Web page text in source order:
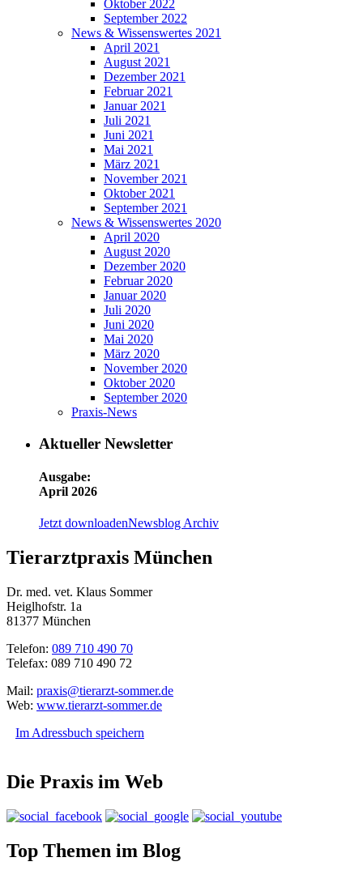
Oktober 2022
September 2022
News & Wissenswertes 2021
April 2021
August 2021
Dezember 2021
Februar 2021
Januar 2021
Juli 2021
Juni 2021
Mai 2021
März 2021
November 2021
Oktober 2021
September 2021
News & Wissenswertes 2020
April 2020
August 2020
Dezember 2020
Februar 2020
Januar 2020
Juli 2020
Juni 2020
Mai 2020
März 2020
November 2020
Oktober 2020
September 2020
Praxis-News
Aktueller Newsletter
Ausgabe:
April 2026
Jetzt downloadenNewsblog Archiv
Tierarztpraxis München
Dr. med. vet. Klaus Sommer
Heiglhofstr. 1a
81377 München
Telefon: 089 710 490 70
Telefax: 089 710 490 72
Mail: praxis@tierarzt-sommer.de
Web: www.tierarzt-sommer.de
Im Adressbuch speichern
Die Praxis im Web
Top Themen im Blog